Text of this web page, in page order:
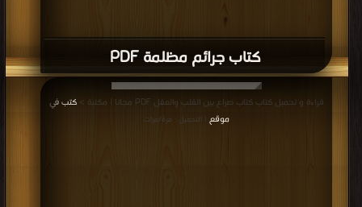
كتاب جرائم مظلمة PDF
قراءة و تحميل كتاب كتاب صراع بين القلب والعقل PDF مجانا | مكتبة >
كتب في
موقع
| التحميل : مرة/مرات